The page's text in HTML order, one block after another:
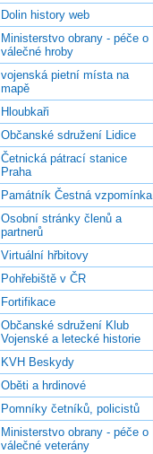
Dolin history web
Ministerstvo obrany - péče o
válečné hroby
vojenská pietní místa na
mapě
Hloubkaři
Občanské sdružení Lidice
Četnická pátrací stanice
Praha
Památník Čestná vzpomínka
Osobní stránky členů a
partnerů
Virtuální hřbitovy
Pohřebiště v ČR
Fortifikace
Občanské sdružení Klub
Vojenské a letecké historie
KVH Beskydy
Oběti a hrdinové
Pomníky četníků, policistů
Ministerstvo obrany - péče o
válečné veterány